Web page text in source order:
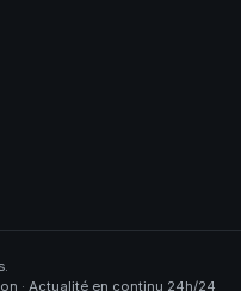
· Actualité en continu 24h/24